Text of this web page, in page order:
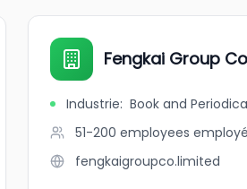
Fengkai Group
Industrie: Book and
51-200 employees
fengkaigroupco.limited